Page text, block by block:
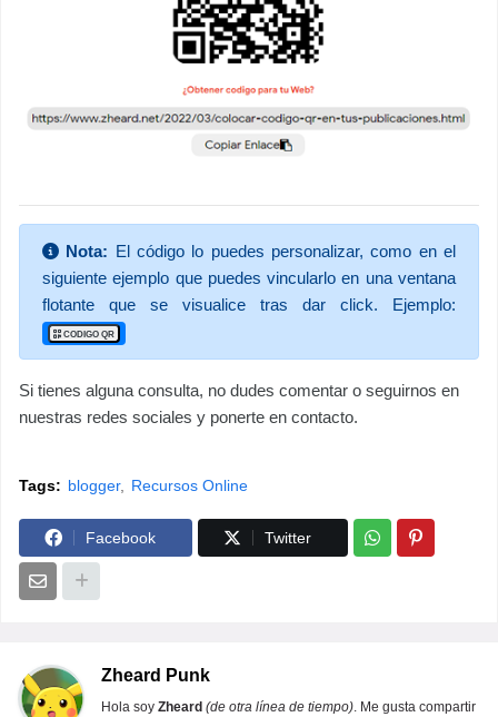
Nota: El código lo puedes personalizar, como en el
siguiente ejemplo que puedes vincularlo en una ventana
flotante que se visualice tras dar click. Ejemplo:
CODIGO QR
Si tienes alguna consulta, no dudes comentar o seguirnos en
nuestras redes sociales y ponerte en contacto.
Tags: blogger Recursos Online
Facebook Twitter
Zheard Punk
Hola soy Zheard (de otra línea de tiempo). Me gusta compartir